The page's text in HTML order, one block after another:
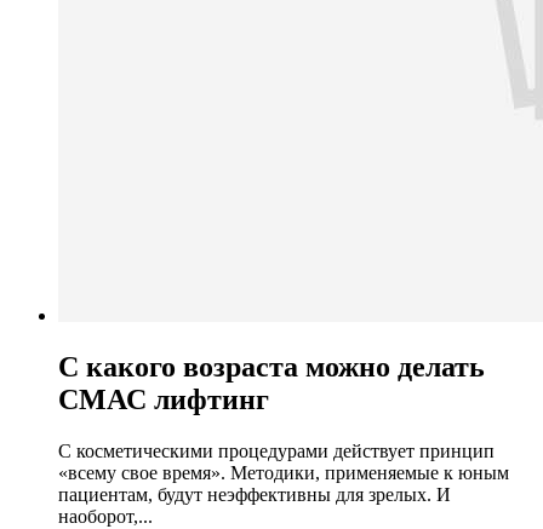
С какого возраста можно делать
СМАС лифтинг
С косметическими процедурами действует принцип
«всему свое время». Методики, применяемые к юным
пациентам, будут неэффективны для зрелых. И
наоборот,...